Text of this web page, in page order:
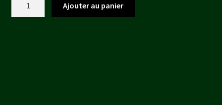
32,50 €.29,00 €.
Ajouter au panier